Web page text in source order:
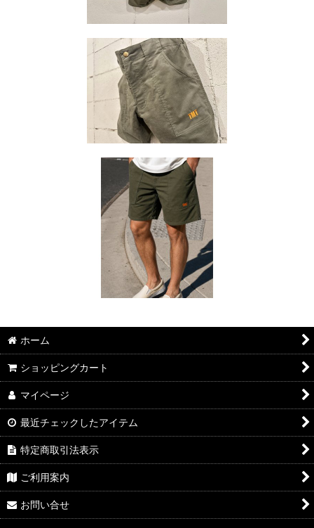
ホーム
ショッピングカート
マイページ
最近チェックしたアイテム
特定商取引法表示
ご利用案内
お問い合せ